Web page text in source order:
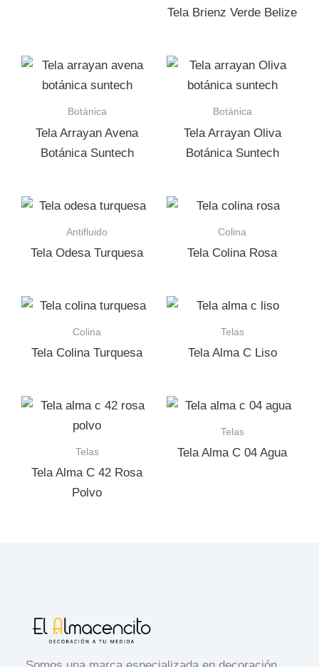
Tela Brienz Verde Belize
Botánica
Tela Arrayan Avena
Botánica Suntech
Botánica
Tela Arrayan Oliva
Botánica Suntech
Antifluido
Tela Odesa Turquesa
Colina
Tela Colina Rosa
Colina
Tela Colina Turquesa
Telas
Tela Alma C Liso
Telas
Tela Alma C 42 Rosa
Polvo
Telas
Tela Alma C 04 Agua